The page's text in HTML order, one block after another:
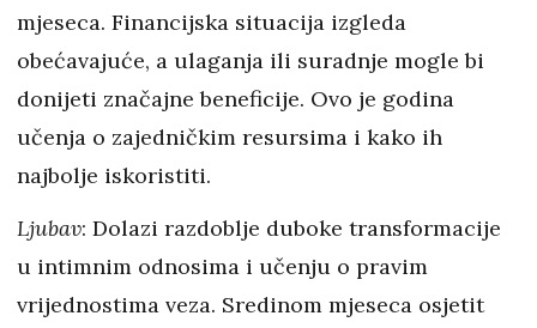
mjeseca. Financijska situacija izgleda
obećavajuće, a ulaganja ili suradnje mogle bi
donijeti značajne beneficije. Ovo je godina
učenja o zajedničkim resursima i kako ih
najbolje iskoristiti.
Ljubav: Dolazi razdoblje duboke transformacije
u intimnim odnosima i učenju o pravim
vrijednostima veza. Sredinom mjeseca osjetit